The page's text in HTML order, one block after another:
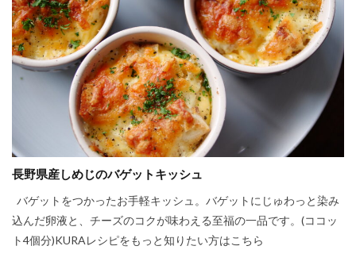
長野県産しめじのバゲットキッシュ
バゲットをつかったお手軽キッシュ。バゲットにじゅわっと染み
込んだ卵液と、チーズのコクが味わえる至福の一品です。(ココッ
ト4個分)KURAレシピをもっと知りたい方はこちら